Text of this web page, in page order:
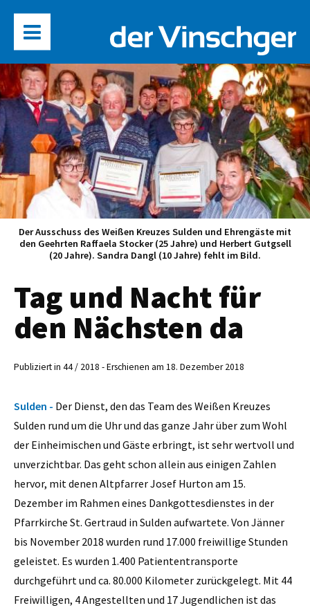
Der Ausschuss des Weißen Kreuzes Sulden und Ehrengäste mit
den Geehrten Raffaela Stocker (25 Jahre) und Herbert Gutgsell
(20 Jahre). Sandra Dangl (10 Jahre) fehlt im Bild.
Tag und Nacht für
den Nächsten da
Publiziert in 44 / 2018 - Erschienen am 18. Dezember 2018
Sulden - Der Dienst, den das Team des Weißen Kreuzes
Sulden rund um die Uhr und das ganze Jahr über zum Wohl
der Einheimischen und Gäste erbringt, ist sehr wertvoll und
unverzichtbar. Das geht schon allein aus einigen Zahlen
hervor, mit denen Altpfarrer Josef Hurton am 15.
Dezember im Rahmen eines Dankgottesdienstes in der
Pfarrkirche St. Gertraud in Sulden aufwartete. Von Jänner
bis November 2018 wurden rund 17.000 freiwillige Stunden
geleistet. Es wurden 1.400 Patiententransporte
durchgeführt und ca. 80.000 Kilometer zurückgelegt. Mit 44
Freiwilligen, 4 Angestellten und 17 Jugendlichen ist das